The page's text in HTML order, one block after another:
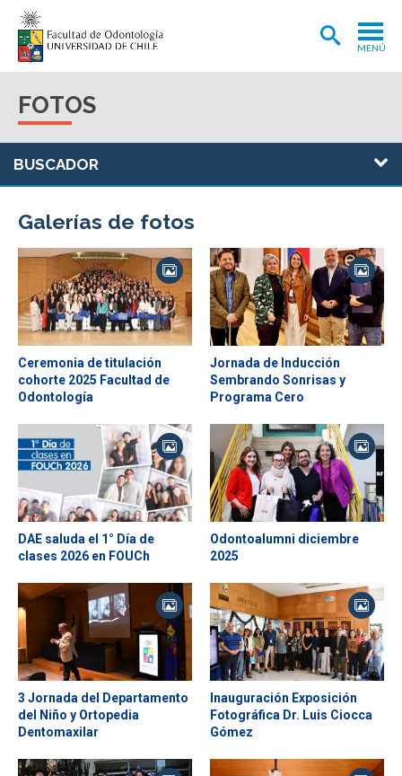
MENÚ
EXTENSIÓN
INTERNACIONAL
CLÍNICA ODONTOLÓGICA
BIBLIOTECA
FACULTAD
FUNCIONARIOS EGRESADOS
FOTOS
Galerías de fotos
Ceremonia de titulación
cohorte 2025 Facultad de
Odontología
Jornada de Inducción
Sembrando Sonrisas y
Programa Cero
DAE saluda el 1° Día de
clases 2026 en FOUCh
Odontoalumni diciembre
2025
3 Jornada del Departamento
del Niño y Ortopedia
Dentomaxilar
Inauguración Exposición
Fotográfica Dr. Luis Ciocca
Gómez